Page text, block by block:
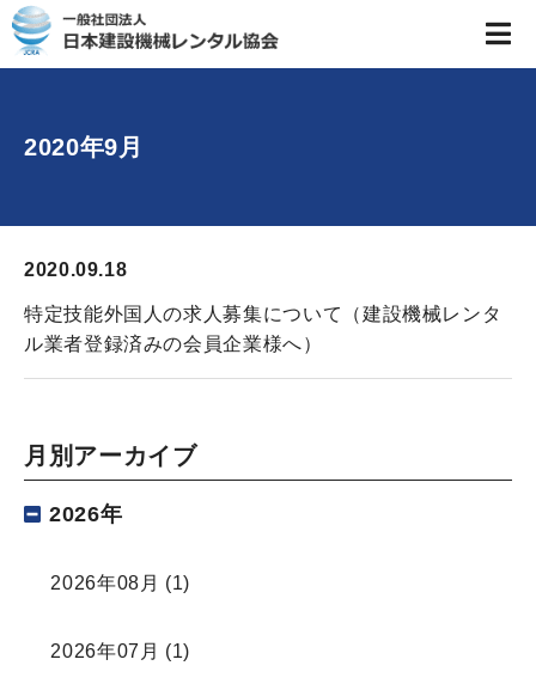
2020年9月
2020.09.18
特定技能外国人の求人募集について（建設機械レンタ
ル業者登録済みの会員企業様へ）
月別アーカイブ
2026年
2026年08月 (1)
2026年07月 (1)